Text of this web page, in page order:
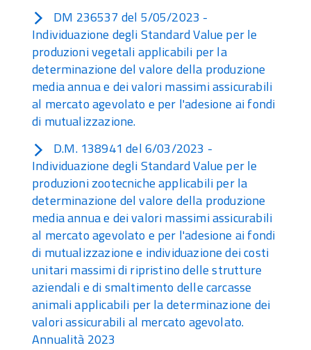
DM 236537 del 5/05/2023 -
Individuazione degli Standard Value per le
produzioni vegetali applicabili per la
determinazione del valore della produzione
media annua e dei valori massimi assicurabili
al mercato agevolato e per l'adesione ai fondi
di mutualizzazione.
D.M. 138941 del 6/03/2023 -
Individuazione degli Standard Value per le
produzioni zootecniche applicabili per la
determinazione del valore della produzione
media annua e dei valori massimi assicurabili
al mercato agevolato e per l'adesione ai fondi
di mutualizzazione e individuazione dei costi
unitari massimi di ripristino delle strutture
aziendali e di smaltimento delle carcasse
animali applicabili per la determinazione dei
valori assicurabili al mercato agevolato.
Annualità 2023